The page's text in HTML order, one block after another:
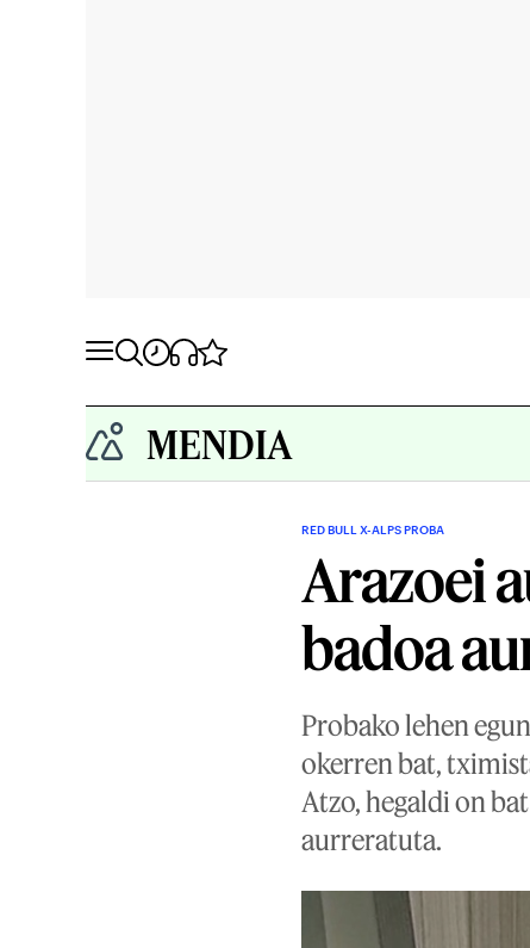
MENDIA
RED BULL X-ALPS PROBA
Arazoei
badoa
Probako lehen
okerren bat,
Atzo, hegaldi on
aurreratuta.